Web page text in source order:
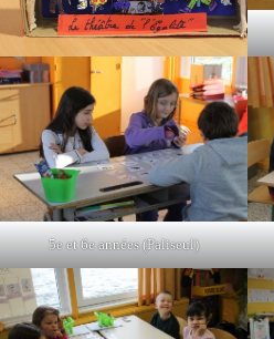
5e et 6e années (Paliseul)